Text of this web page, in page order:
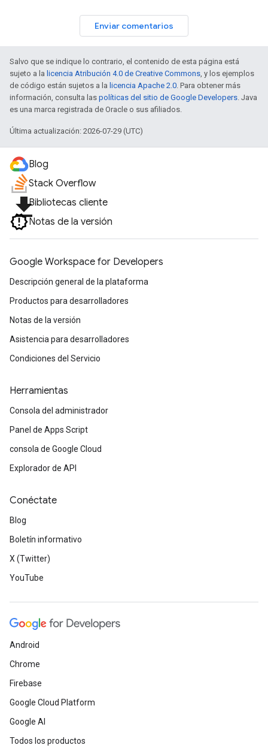
Enviar comentarios
Salvo que se indique lo contrario, el contenido de esta página está
sujeto a la licencia Atribución 4.0 de Creative Commons, y los ejemplos
de código están sujetos a la licencia Apache 2.0. Para obtener más
información, consulta las políticas del sitio de Google Developers. Java
es una marca registrada de Oracle o sus afiliados.
Última actualización: 2026-07-29 (UTC)
Blog
Stack Overflow
file_downloadBibliotecas cliente
Notas de la versión
Google Workspace for Developers
Descripción general de la plataforma
Productos para desarrolladores
Notas de la versión
Asistencia para desarrolladores
Condiciones del Servicio
Herramientas
Consola del administrador
Panel de Apps Script
consola de Google Cloud
Explorador de API
Conéctate
Blog
Boletín informativo
X (Twitter)
YouTube
Android
Chrome
Firebase
Google Cloud Platform
Google AI
Todos los productos